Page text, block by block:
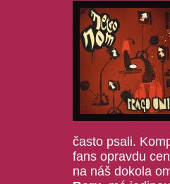
často psali.
fans opravdu
na náš dokola